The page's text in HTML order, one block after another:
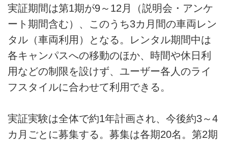
実証期間は第1期が9～12月（説明会・アンケ
ート期間含む）、このうち3カ月間の車両レン
タル（車両利用）となる。レンタル期間中は
各キャンパスへの移動のほか、時間や休日利
用などの制限を設けず、ユーザー各人のライ
フスタイルに合わせて利用できる。
実証実験は全体で約1年計画され、今後約3～4
カ月ごとに募集する。募集は各期20名。第2期